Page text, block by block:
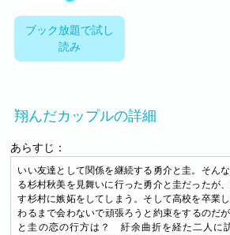
ブック放題で試し
読み
翔んだカップルの詳細
あらすじ：
いい友達として関係を継続する勇介と圭。そん
る杉村秋美を見舞いに行った勇介と圭だったが
す杉村に嫉妬をしてしまう。そして高校を卒業
わるまで会わないで頑張ろうと約束をするの
と圭の恋の行方は？ 紆余曲折を経た二人に